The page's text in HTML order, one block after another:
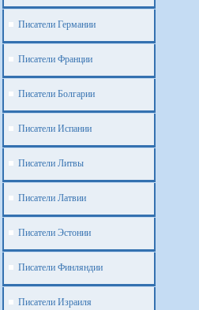
Писатели Германии
Писатели Франции
Писатели Болгарии
Писатели Испании
Писатели Литвы
Писатели Латвии
Писатели Эстонии
Писатели Финляндии
Писатели Израиля